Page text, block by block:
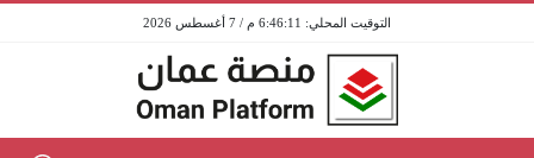
6:46:11 م / 7 أغسطس 2026